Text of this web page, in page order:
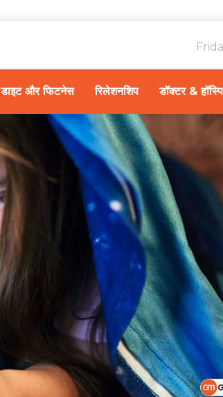
डाइट और फिटनेस रिलेशनशिप डॉक्टर &